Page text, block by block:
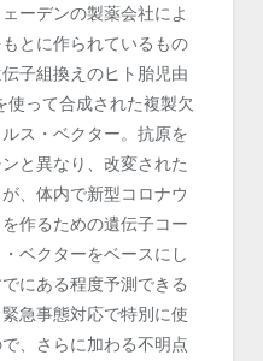
ーデンの製薬会社によ
とに作られているもの
子組換えのヒト胎児由
って合成された複製欠
ス・ベクター。抗原を
と異なり、改変された
、体内で新型コロナウ
作るための遺伝子コー
ベクターをベースにし
にある程度予測できる
急事態対応で特別に使
、さらに加わる不明点